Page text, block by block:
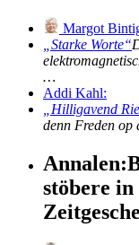
Margot
Starke Worte
…
Addi Kahl:
Hilligavend
denn Freden op
Annalen:
stöbere